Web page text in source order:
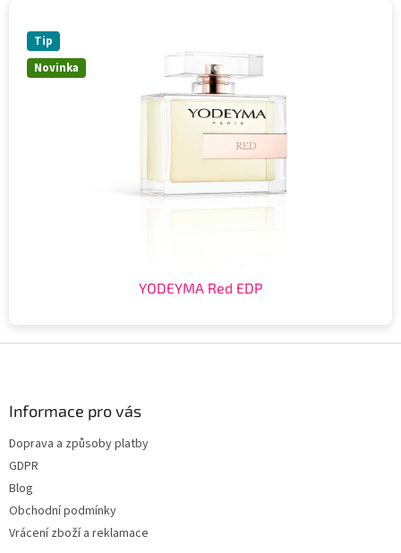
Novinka
Tip
YODEYMA Red EDP
Informace pro vás
Doprava a způsoby platby
GDPR
Blog
Obchodní podmínky
Vrácení zboží a reklamace